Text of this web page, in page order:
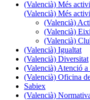
(Valencià) Més
(Valencià) Més
(Valencià)
(Valencià)
(Valencià)
(Valencià) Igualtat
(Valencià) Diversitat
(Valencià) Atenció
(Valencià) Oficina
Sabiex
(Valencià)